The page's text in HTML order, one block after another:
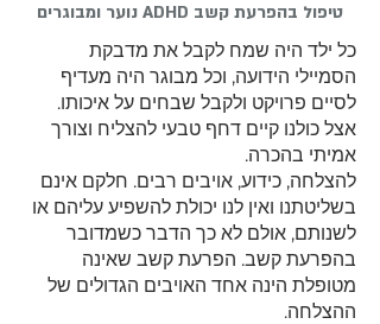
טיפול בהפרעת קשב ADHD נוער ומבוגרים
כל ילד היה שמח לקבל את מדבקת
הסמיילי הידועה, וכל מבוגר היה מעדיף
לסיים פרויקט ולקבל שבחים על איכותו.
אצל כולנו קיים דחף טבעי להצליח וצורך
אמיתי בהכרה.
להצלחה, כידוע, אויבים רבים. חלקם אינם
בשליטתנו ואין לנו יכולת להשפיע עליהם או
לשנותם, אולם לא כך הדבר כשמדובר
בהפרעת קשב. הפרעת קשב שאינה
מטופלת הינה אחד האויבים הגדולים של
ההצלחה.